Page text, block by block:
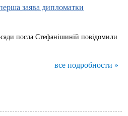
заява дипломатки
посла Стефанішиній повідомили
все подробности »